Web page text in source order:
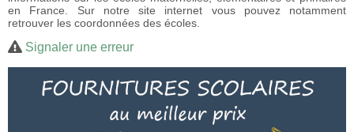
en France. Sur notre site internet vous pouvez notamment
retrouver les coordonnées des écoles.
Signaler une erreur